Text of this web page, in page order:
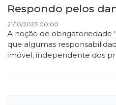
Respondo pelos
21/10/2023 00:00
A noção de
que algumas
imóvel, independente dos